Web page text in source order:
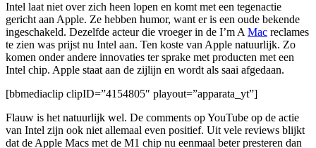
Intel laat niet over zich heen lopen en komt met een tegenactie
gericht aan Apple. Ze hebben humor, want er is een oude bekende
ingeschakeld. Dezelfde acteur die vroeger in de I’m A Mac reclames
te zien was prijst nu Intel aan. Ten koste van Apple natuurlijk. Zo
komen onder andere innovaties ter sprake met producten met een
Intel chip. Apple staat aan de zijlijn en wordt als saai afgedaan.
[bbmediaclip clipID=”4154805″ playout=”apparata_yt”]
Flauw is het natuurlijk wel. De comments op YouTube op de actie
van Intel zijn ook niet allemaal even positief. Uit vele reviews blijkt
dat de Apple Macs met de M1 chip nu eenmaal beter presteren dan